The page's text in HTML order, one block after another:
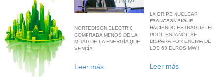
NORTEDISON ELECTRIC
COMPRABA MENOS DE LA
MITAD DE LA ENERGÍA QUE
VENDÍA
Leer más
LA GRIPE NUCLEAR
FRANCESA SIGUE
HACIENDO ESTRAGOS: EL
POOL ESPAÑOL SE
DISPARA POR ENCIMA DE
LOS 63 EUROS MWH
Leer más